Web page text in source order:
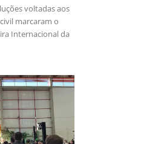
voltadas aos
marcaram o
Internacional da